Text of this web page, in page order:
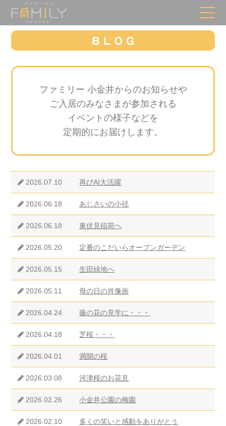
ファミリー 小金井からのお知らせや
ご入居のみなさまが参加される
イベントの様子などを
定期的にお届けします。
2026.07.10 再びAI大活躍
2026.06.18 あじさいの小径
2026.06.18 東伏見稲荷へ
2026.05.20 定番のこだいらオープンガーデン
2026.05.15 生田緑地へ
2026.05.11 母の日の肖像画
2026.04.24 藤の花の見学に・・・
2026.04.18 芝桜・・・
2026.04.01 満開の桜
2026.03.08 河津桜のお花見
2026.02.26 小金井公園の梅園
2026.02.10 多くの笑いと感動をありがとう